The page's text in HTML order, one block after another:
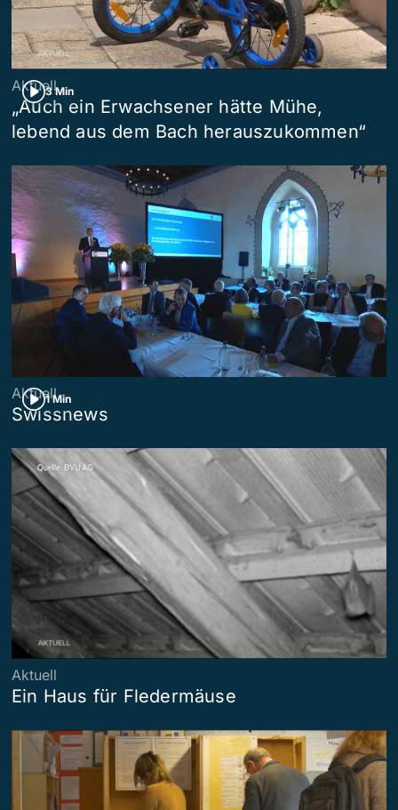
3 Min
Aktuell
„Auch ein Erwachsener hätte Mühe,
lebend aus dem Bach herauszukommen“
1 Min
Aktuell
Swissnews
Aktuell
Ein Haus für Fledermäuse